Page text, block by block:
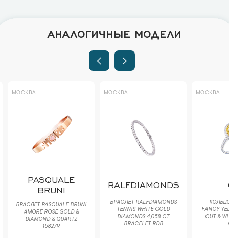
АНАЛОГИЧНЫЕ МОДЕЛИ
МОСКВА
PASQUALE
BRUNI
БРАСЛЕТ PASQUALE BRUNI
AMORE ROSE GOLD &
DIAMOND & QUARTZ
15827R
МОСКВА
RALFDIAMONDS
БРАСЛЕТ RALFDIAMONDS
TENNIS WHITE GOLD
DIAMONDS 4,058 CT
BRACELET RDB
МОСКВА
FANCY
CUT &